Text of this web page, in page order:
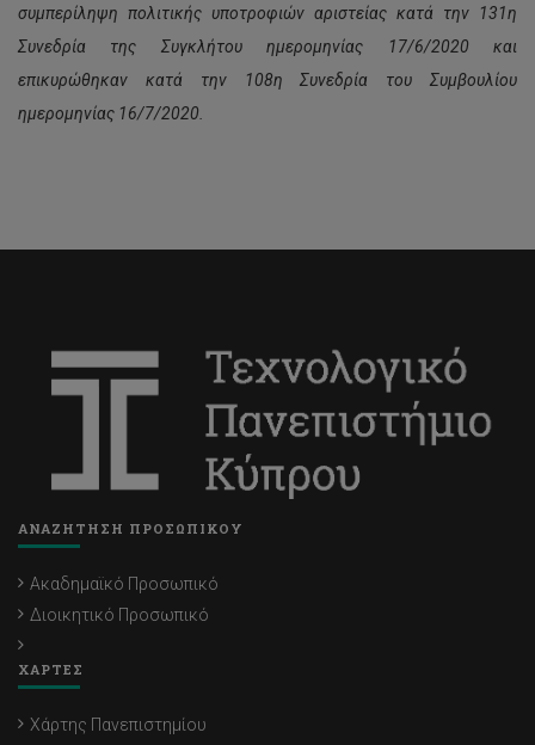
συμπερίληψη πολιτικής υποτροφιών αριστείας κατά την 131η
Συνεδρία της Συγκλήτου ημερομηνίας
17/6/2020 και
επικυρώθηκαν κατά την 108η Συνεδρία του Συμβουλίου
ημερομηνίας 16/7/2020
ΑΝΑΖΗΤΗΣΗ ΠΡΟΣΩΠΙΚΟΥ
Ακαδημαϊκό Προσωπικό
Διοικητικό Προσωπικό
ΧΑΡΤΕΣ
Χάρτης Πανεπιστημίου